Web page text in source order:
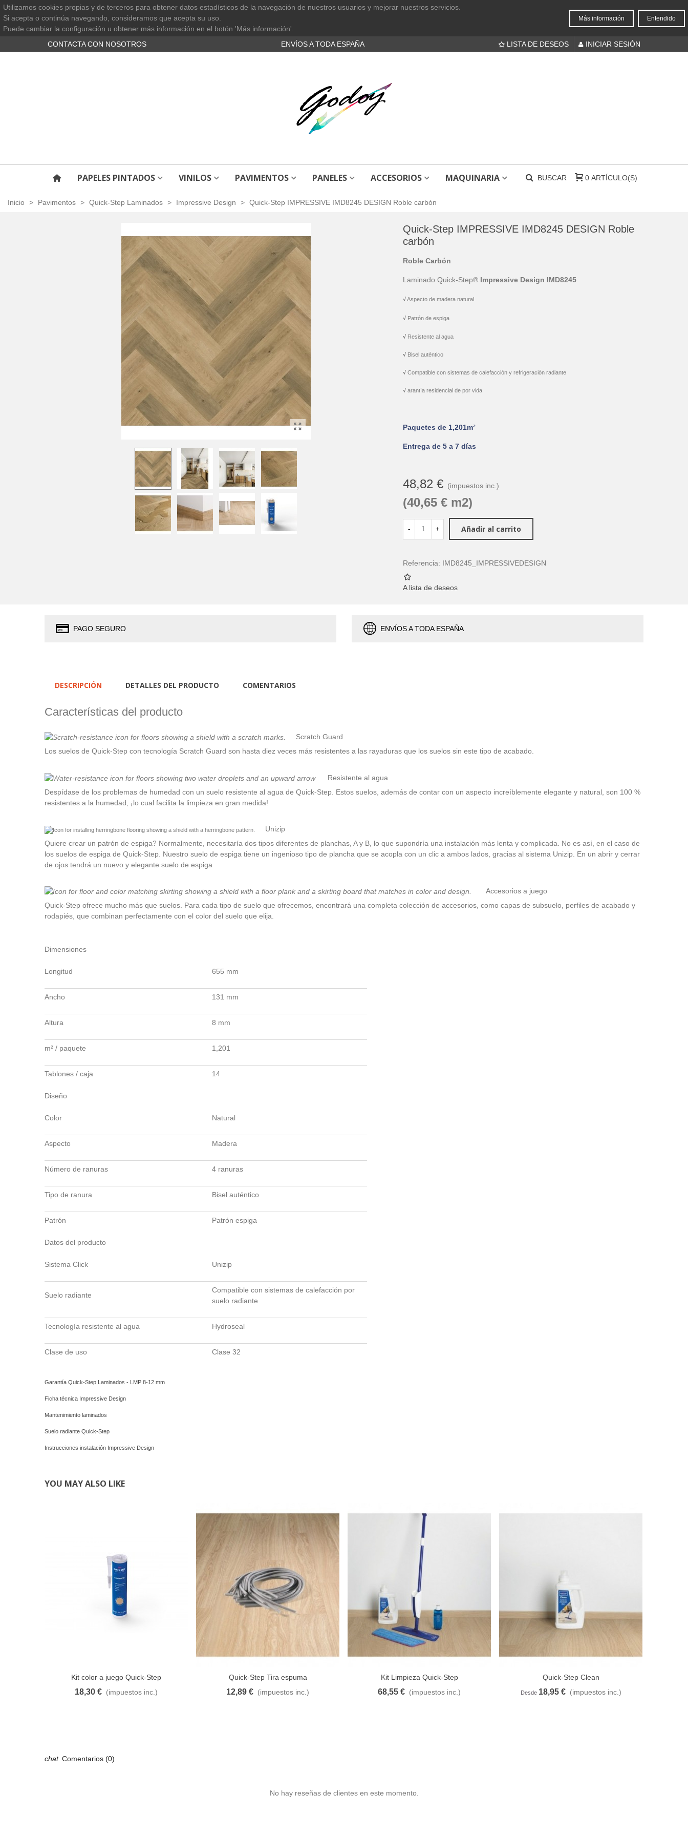
Utilizamos cookies propias y de terceros para obtener datos estadísticos de la navegación de nuestros usuarios y mejorar nuestros servicios.
Si acepta o continúa navegando, consideramos que acepta su uso.
Puede cambiar la configuración u obtener más información en el botón 'Más información'.
Más información Entendido
CONTACTA CON NOSOTROS ENVÍOS A TODA ESPAÑA LISTA DE DESEOS INICIAR SESIÓN
PAPELES PINTADOS VINILOS PAVIMENTOS PANELES ACCESORIOS MAQUINARIA BUSCAR 0 ARTÍCULO(S)
Inicio > Pavimentos > Quick-Step Laminados > Impressive Design > Quick-Step IMPRESSIVE IMD8245 DESIGN Roble carbón
Quick-Step IMPRESSIVE IMD8245 DESIGN Roble
carbón
Roble Carbón
Laminado Quick-Step® Impressive Design IMD8245
√Aspecto de madera natural
√Patrón de espiga
√Resistente al agua
√Bisel auténtico
√Compatible con sistemas de calefacción y refrigeración radiante
√arantía residencial de por vida
Paquetes de 1,201m²
Entrega de 5 a 7 días
48,82 € (impuestos inc.)
(40,65 € m2)
- + Añadir al carrito
Referencia: IMD8245_IMPRESSIVEDESIGN
A lista de deseos
PAGO SEGURO ENVÍOS A TODA ESPAÑA
DESCRIPCIÓN DETALLES DEL PRODUCTO COMENTARIOS
Características del producto
Scratch Guard
Los suelos de Quick-Step con tecnología Scratch Guard son hasta diez veces más resistentes a las rayaduras que los suelos sin este tipo de acabado.
Resistente al agua
Despídase de los problemas de humedad con un suelo resistente al agua de Quick-Step. Estos suelos, además de contar con un aspecto increíblemente elegante y natural, son 100 %
resistentes a la humedad, ¡lo cual facilita la limpieza en gran medida!
Unizip
Quiere crear un patrón de espiga? Normalmente, necesitaría dos tipos diferentes de planchas, A y B, lo que supondría una instalación más lenta y complicada. No es así, en el caso de
los suelos de espiga de Quick-Step. Nuestro suelo de espiga tiene un ingenioso tipo de plancha que se acopla con un clic a ambos lados, gracias al sistema Unizip. En un abrir y cerrar
de ojos tendrá un nuevo y elegante suelo de espiga
Accesorios a juego
Quick-Step ofrece mucho más que suelos. Para cada tipo de suelo que ofrecemos, encontrará una completa colección de accesorios, como capas de subsuelo, perfiles de acabado y
rodapiés, que combinan perfectamente con el color del suelo que elija.
Dimensiones
Longitud 655 mm
Ancho 131 mm
Altura 8 mm
m² / paquete 1,201
Tablones / caja 14
Diseño
Color Natural
Aspecto Madera
Número de ranuras 4 ranuras
Tipo de ranura Bisel auténtico
Patrón Patrón espiga
Datos del producto
Sistema Click Unizip
Suelo radiante
Compatible con sistemas de calefacción por
suelo radiante
Tecnología resistente al agua Hydroseal
Clase de uso Clase 32
Garantía Quick-Step Laminados - LMP 8-12 mm
Ficha técnica Impressive Design
Mantenimiento laminados
Suelo radiante Quick-Step
Instrucciones instalación Impressive Design
YOU MAY ALSO LIKE
Añadir al carrito A lista de deseos
Kit color a juego Quick-Step
18,30 € (impuestos inc.) Añadir al carrito A lista de deseos
Quick-Step Tira espuma
12,89 € (impuestos inc.) Añadir al carrito A lista de deseos
Kit Limpieza Quick-Step
68,55 € (impuestos inc.) Añadir al carrito A lista de deseos
Quick-Step Clean
Desde 18,95 € (impuestos inc.)
Comentarios (0)
No hay reseñas de clientes en este momento.